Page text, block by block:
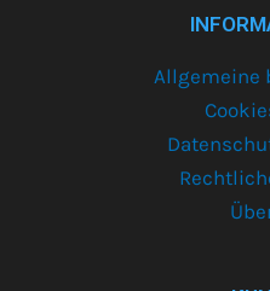
Allgemeine